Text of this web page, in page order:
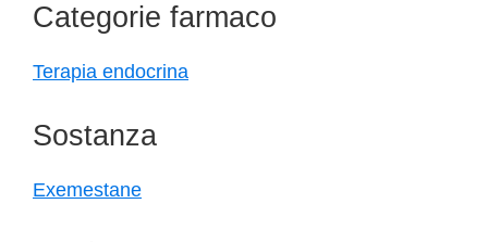
Categorie farmaco
Terapia endocrina
Sostanza
Exemestane